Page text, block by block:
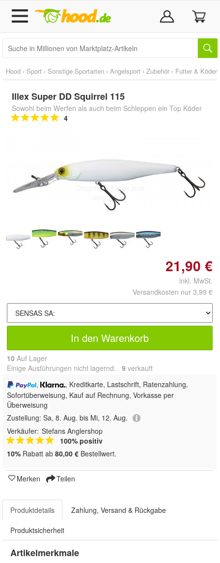
Hood › Sport › Sonstige Sportarten › Angelsport › Zubehör › Futter & Köder
Illex Super DD Squirrel 115
Sowohl beim Werfen als auch beim Schleppen ein Top Köder
4
Doppelt antippen zum
vergrößern
21,90 €
inkl. MwSt.
Versandkosten nur 3,99 €
In den Warenkorb
10 Auf Lager
Einige Ausführungen nicht lagernd. 9 verkauft
,
, Kreditkarte, Lastschrift, Ratenzahlung,
Sofortüberweisung, Kauf auf Rechnung, Vorkasse per
Überweisung
Zustellung: Sa, 8. Aug. bis Mi, 12. Aug.
Verkäufer: Stefans Anglershop
100% positiv
10% Rabatt ab 80,00 € Bestellwert.
Merken Teilen
Produktdetails Zahlung, Versand & Rückgabe
Produktsicherheit
Artikelmerkmale